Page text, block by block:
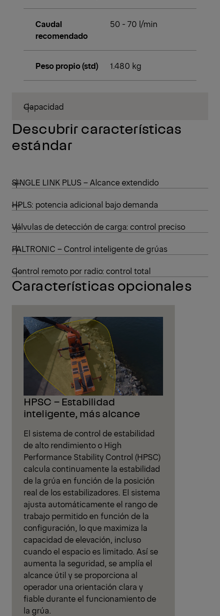
Caudal
recomendado
50 - 70 l/min
Peso propio (std) 1.480 kg
Capacidad
Descubrir características
estándar
SINGLE LINK PLUS – Alcance extendido
HPLS: potencia adicional bajo demanda
Válvulas de detección de carga: control preciso
PALTRONIC – Control inteligente de grúas
Control remoto por radio: control total
Características opcionales
HPSC – Estabilidad
inteligente, más alcance
El sistema de control de estabilidad
de alto rendimiento o High
Performance Stability Control (HPSC)
calcula continuamente la estabilidad
de la grúa en función de la posición
real de los estabilizadores. El sistema
ajusta automáticamente el rango de
trabajo permitido en función de la
configuración, lo que maximiza la
capacidad de elevación, incluso
cuando el espacio es limitado. Así se
aumenta la seguridad, se amplía el
alcance útil y se proporciona al
operador una orientación clara y
fiable durante el funcionamiento de
la grúa.